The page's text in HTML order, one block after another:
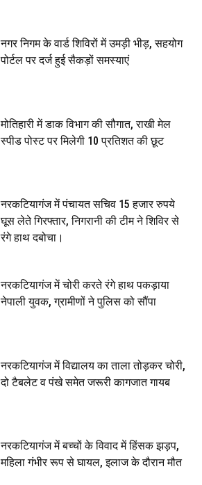
नगर निगम के वार्ड शिविरों में उमड़ी भीड़, सहयोग
पोर्टल पर दर्ज हुई सैकड़ों समस्याएं
मोतिहारी में डाक विभाग की सौगात, राखी मेल
स्पीड पोस्ट पर मिलेगी 10 प्रतिशत की छूट
नरकटियागंज में पंचायत सचिव 15 हजार रुपये
घूस लेते गिरफ्तार, निगरानी की टीम ने शिविर से
रंगे हाथ दबोचा।
नरकटियागंज में चोरी करते रंगे हाथ पकड़ाया
नेपाली युवक, ग्रामीणों ने पुलिस को सौंपा
नरकटियागंज में विद्यालय का ताला तोड़कर चोरी,
दो टैबलेट व पंखे समेत जरूरी कागजात गायब
नरकटियागंज में बच्चों के विवाद में हिंसक झड़प,
महिला गंभीर रूप से घायल, इलाज के दौरान मौत